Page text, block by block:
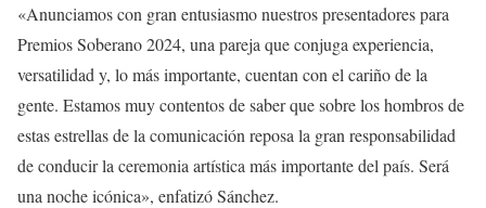
«Anunciamos con gran entusiasmo nuestros presentadores para
Premios Soberano 2024, una pareja que conjuga experiencia,
versatilidad y, lo más importante, cuentan con el cariño de la
gente. Estamos muy contentos de saber que sobre los hombros de
estas estrellas de la comunicación reposa la gran responsabilidad
de conducir la ceremonia artística más importante del país. Será
una noche icónica», enfatizó Sánchez.